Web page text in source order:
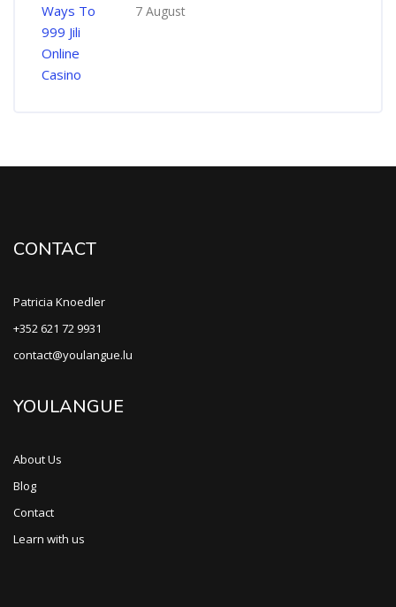
7 August
CONTACT
Patricia Knoedler
+352 621 72 9931
contact@youlangue.lu
YOULANGUE
About Us
Blog
Contact
Learn with us